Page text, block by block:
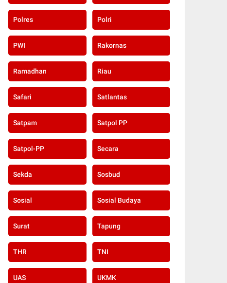
Polres Polri
PWI Rakornas
Ramadhan Riau
Safari Satlantas
Satpam Satpol PP
Satpol-PP Secara
Sekda Sosbud
Sosial Sosial Budaya
Surat Tapung
THR TNI
UAS UKMK